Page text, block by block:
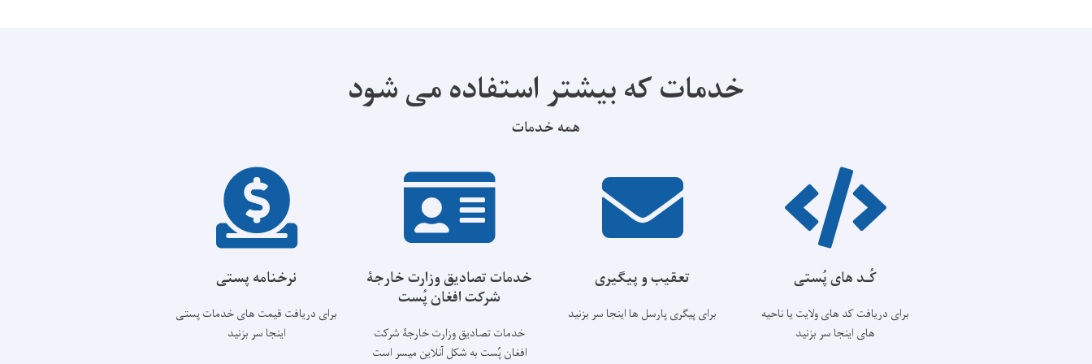
خدمات که بیشتر استفاده می شود
همه خدمات
کُـد های پُستی
برای دریافت کد های ولایت یا ناحیه
های اینجا سر بزنید
تعقیب و پیگیری
برای پیگری پارسل ها اینجا سر بزنید
خدمات تصادیق وزارت خارجۀ
شرکت افغان پُست
خدمات تصادیق وزارت خارجۀ شرکت
افغان پُست به شکل آنلاین میسر است
نرخنامه پستی
برای دریافت قیمت های خدمات پستی
اینجا سر بزنید